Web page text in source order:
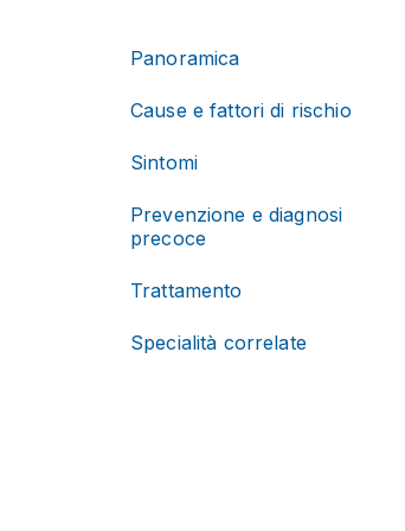
Panoramica
Cause e fattori di rischio
Sintomi
Prevenzione e diagnosi
precoce
Trattamento
Specialità correlate